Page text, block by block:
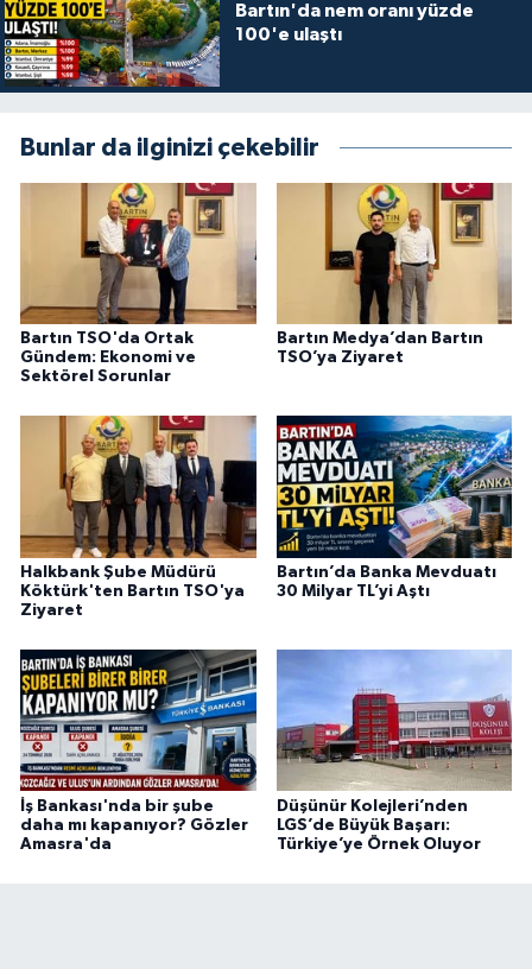
Bartın'da nem oranı yüzde
100'e ulaştı
Bunlar da ilginizi çekebilir
Bartın TSO'da Ortak
Gündem: Ekonomi ve
Sektörel Sorunlar
Bartın Medya’dan Bartın
TSO’ya Ziyaret
Halkbank Şube Müdürü
Köktürk'ten Bartın TSO'ya
Ziyaret
Bartın’da Banka Mevduatı
30 Milyar TL’yi Aştı
İş Bankası'nda bir şube
daha mı kapanıyor? Gözler
Amasra'da
Düşünür Kolejleri’nden
LGS’de Büyük Başarı:
Türkiye’ye Örnek Oluyor